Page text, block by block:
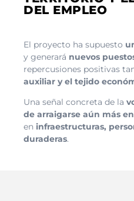
DEL EMPLEO
El proyecto ha supuesto
y generará nuevos
repercusiones positivas
auxiliar y el tejido
Una señal concreta de la
de arraigarse aún más
en infraestructuras,
duraderas.